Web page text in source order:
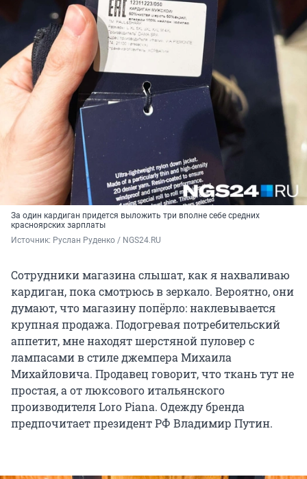
За один кардиган придется выложить три вполне себе средних
красноярских зарплаты
Источник: Руслан Руденко / NGS24.RU
Сотрудники магазина слышат, как я нахваливаю
кардиган, пока смотрюсь в зеркало. Вероятно, они
думают, что магазину попёрло: наклевывается
крупная продажа. Подогревая потребительский
аппетит, мне находят шерстяной пуловер с
лампасами в стиле джемпера Михаила
Михайловича. Продавец говорит, что ткань тут не
простая, а от люксового итальянского
производителя Loro Piana. Одежду бренда
предпочитает президент РФ Владимир Путин.